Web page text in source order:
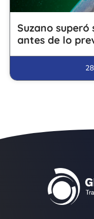
Suzano
antes de lo